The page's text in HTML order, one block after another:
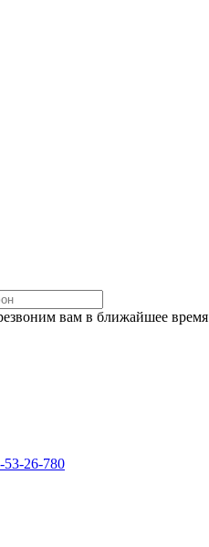
вам в ближайшее время
53-26-780